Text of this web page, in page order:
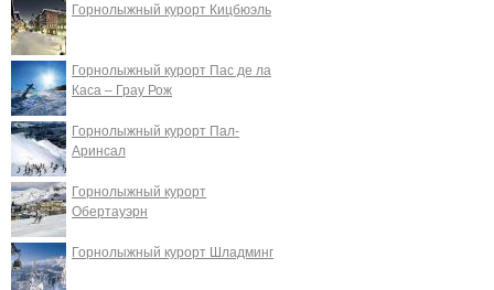
Горнолыжный курорт Кицбюэль
Горнолыжный курорт Пас де ла
Каса – Грау Рож
Горнолыжный курорт Пал-
Аринсал
Горнолыжный курорт
Обертауэрн
Горнолыжный курорт Шладминг